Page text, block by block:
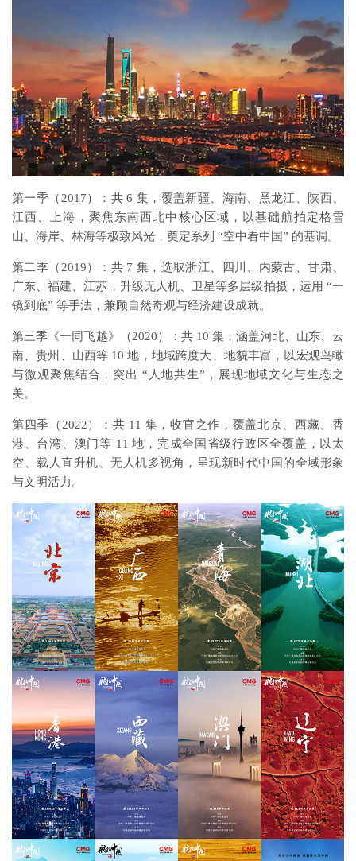
第一季（2017）：共 6 集，覆盖新疆、海南、黑龙江、陕西、
江西、上海，聚焦东南西北中核心区域，以基础航拍定格雪
山、海岸、林海等极致风光，奠定系列 “空中看中国” 的基调。
第二季（2019）：共 7 集，选取浙江、四川、内蒙古、甘肃、
广东、福建、江苏，升级无人机、卫星等多层级拍摄，运用 “一
镜到底” 等手法，兼顾自然奇观与经济建设成就。
第三季《一同飞越》（2020）：共 10 集，涵盖河北、山东、云
南、贵州、山西等 10 地，地域跨度大、地貌丰富，以宏观鸟瞰
与微观聚焦结合，突出 “人地共生”，展现地域文化与生态之
美。
第四季（2022）：共 11 集，收官之作，覆盖北京、西藏、香
港、台湾、澳门等 11 地，完成全国省级行政区全覆盖，以太
空、载人直升机、无人机多视角，呈现新时代中国的全域形象
与文明活力。